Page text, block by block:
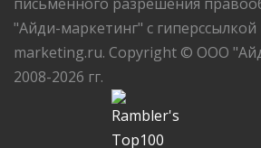
"Айди-маркетинг" с гиперссылкой
marketing.ru. Copyright © ООО
2008-2026 гг.